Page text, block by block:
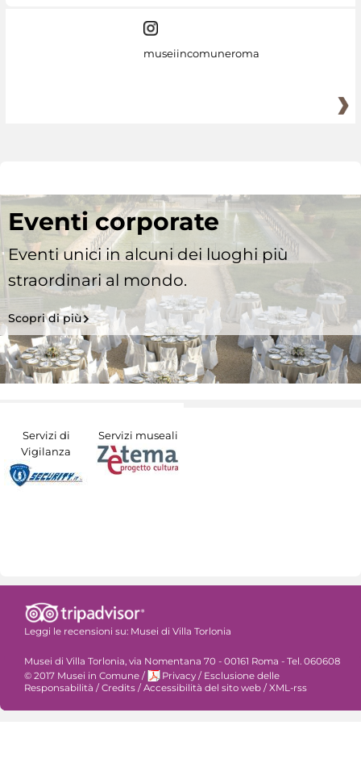
museiincomuneroma
Eventi corporate
Eventi unici in alcuni dei luoghi più
straordinari al mondo.
Scopri di più
Servizi di
Vigilanza
Servizi museali
Leggi le recensioni su: Musei di Villa Torlonia
Musei di Villa Torlonia, via Nomentana 70 - 00161 Roma - Tel. 060608
© 2017 Musei in Comune / Privacy / Esclusione delle
Responsabilità / Credits / Accessibilità del sito web / XML-rss